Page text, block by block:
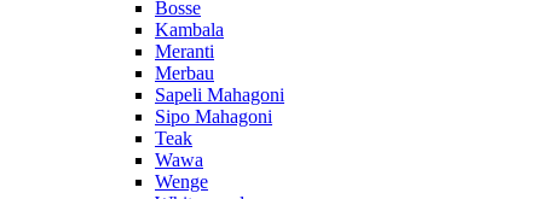
Bosse
Kambala
Meranti
Merbau
Sapeli Mahagoni
Sipo Mahagoni
Teak
Wawa
Wenge